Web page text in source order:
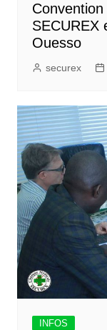
SECUREX
Ouesso
securex
INFOS